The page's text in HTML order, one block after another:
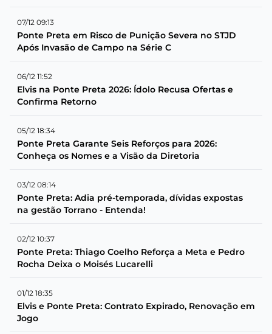
07/12 09:13
Ponte Preta em Risco de Punição Severa no STJD
Após Invasão de Campo na Série C
06/12 11:52
Elvis na Ponte Preta 2026: Ídolo Recusa Ofertas e
Confirma Retorno
05/12 18:34
Ponte Preta Garante Seis Reforços para 2026:
Conheça os Nomes e a Visão da Diretoria
03/12 08:14
Ponte Preta: Adia pré-temporada, dívidas expostas
na gestão Torrano - Entenda!
02/12 10:37
Ponte Preta: Thiago Coelho Reforça a Meta e Pedro
Rocha Deixa o Moisés Lucarelli
01/12 18:35
Elvis e Ponte Preta: Contrato Expirado, Renovação em
Jogo